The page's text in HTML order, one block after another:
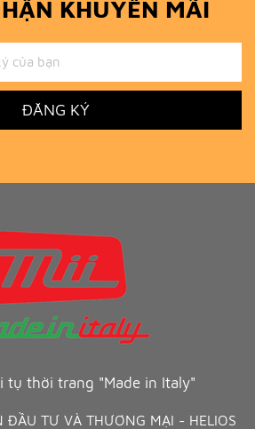
KHUYẾN MÃI
ĐĂNG KÝ
tụ thời trang "Made in Italy"
ĐẦU TƯ VÀ THƯƠNG MẠI - HELIOS